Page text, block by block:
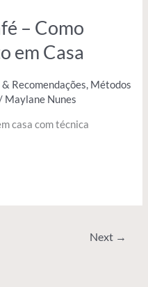
– Como
em Casa
Recomendações, Métodos
/ Maylane Nunes
casa com técnica
Next →